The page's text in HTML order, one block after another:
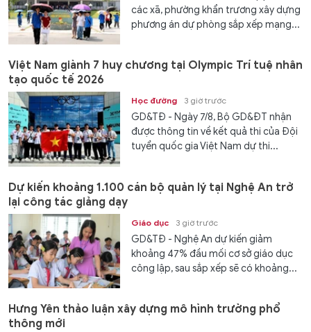
các xã, phường khẩn trương xây dựng
phương án dự phòng sắp xếp mạng...
Việt Nam giành 7 huy chương tại Olympic Trí tuệ nhân
tạo quốc tế 2026
Học đường 3 giờ trước
GD&TĐ - Ngày 7/8, Bộ GD&ĐT nhận
được thông tin về kết quả thi của Đội
tuyển quốc gia Việt Nam dự thi...
Dự kiến khoảng 1.100 cán bộ quản lý tại Nghệ An trở
lại công tác giảng dạy
Giáo dục 3 giờ trước
GD&TĐ - Nghệ An dự kiến giảm
khoảng 47% đầu mối cơ sở giáo dục
công lập, sau sắp xếp sẽ có khoảng...
Hưng Yên thảo luận xây dựng mô hình trường phổ
thông mới